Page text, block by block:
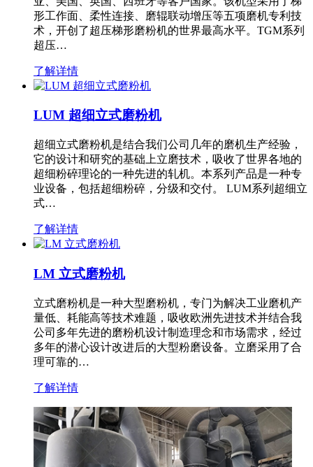
形工作面、柔性连接、磨辊联动增压等五项磨机专利技
术，开创了超压梯形磨粉机的世界最高水平。TGM系列
超压…
了解详情
LUM 超细立式磨粉机
超细立式磨粉机是结合我们公司几年的磨机生产经验，
它的设计和研究的基础上立磨技术，吸收了世界各地的
超细粉碎理论的一种先进的轧机。本系列产品是一种专
业设备，包括超细粉碎，分级和交付。 LUM系列超细立
式…
了解详情
LM 立式磨粉机
立式磨粉机是一种大型磨粉机，专门为解决工业磨机产
量低、耗能高等技术难题，吸收欧洲先进技术并结合我
公司多年先进的磨粉机设计制造理念和市场需求，经过
多年的潜心设计改进后的大型粉磨设备。立磨采用了合
理可靠的…
了解详情